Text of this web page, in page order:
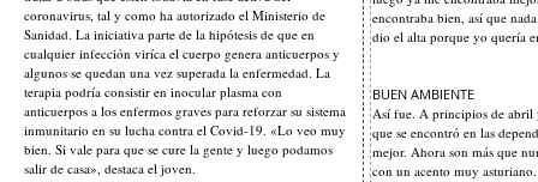
coronavirus, tal y como ha autorizado el Ministerio de
Sanidad. La iniciativa parte de la hipótesis de que en
cualquier infección viríca el cuerpo genera anticuerpos y
algunos se quedan una vez superada la enfermedad. La
terapia podría consistir en inocular plasma con
anticuerpos a los enfermos graves para reforzar su sistema
inmunitario en su lucha contra el Covid-19. «Lo veo muy
bien. Si vale para que se cure la gente y luego podamos
salir de casa», destaca el joven.
encontraba bien, así que
dio el alta porque yo quería
BUEN AMBIENTE
Así fue. A principios de abril
que se encontró en las
mejor. Ahora son más que
con un acento muy